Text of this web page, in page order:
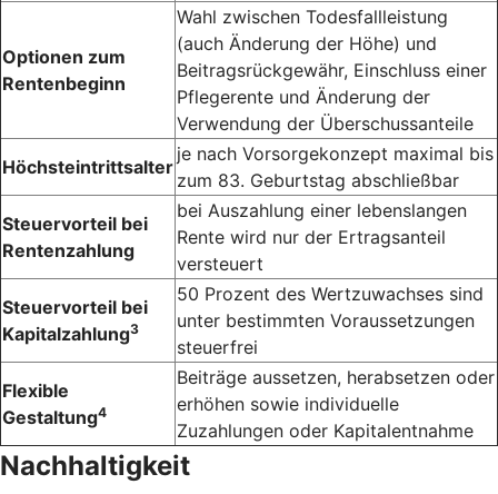
Optionen zum
Rentenbeginn
Wahl zwischen Todesfallleistung
(auch Änderung der Höhe) und
Beitragsrückgewähr, Einschluss einer
Pflegerente und Änderung der
Verwendung der Überschussanteile
Höchsteintrittsalter
je nach Vorsorge­konzept maximal bis
zum 83. Geburts­tag abschließbar
Steuervorteil bei
Rentenzahlung
bei Auszahlung einer lebens­langen
Rente wird nur der Ertrags­anteil
versteuert
Steuervorteil bei
Kapitalzahlung3
50 Prozent des Wert­zuwachses sind
unter bestimmten Voraus­setzungen
steuerfrei
Flexible
Gestaltung4
Beiträge aussetzen, herabsetzen oder
erhöhen sowie individuelle
Zuzahlungen oder Kapital­entnahme
Nachhaltigkeit